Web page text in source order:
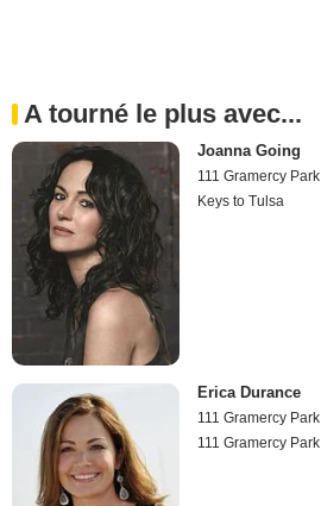
A tourné le plus avec...
Joanna Going
111 Gramercy Park
Keys to Tulsa
Erica Durance
111 Gramercy Park
111 Gramercy Park